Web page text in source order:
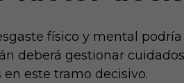
físico y mental
deberá gestionar
este tramo decisivo.